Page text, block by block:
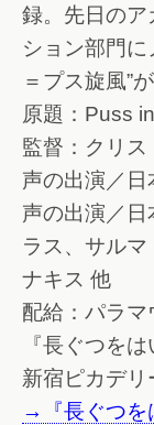
録。先日のア
ション部門に
＝プス旋風”
原題：Puss
監督：クリス
声の出演／
声の出演／
ラス、サル
ナキス 他
配給：パラ
『長ぐつをは
新宿ピカデリ
→『長ぐつを